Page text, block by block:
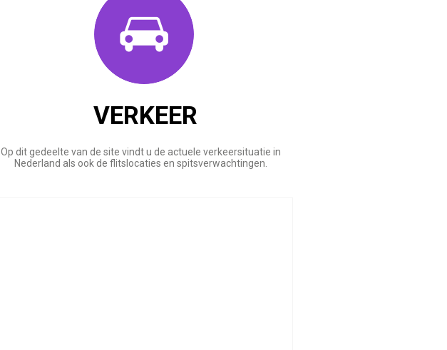
VERKEER
Op dit gedeelte van de site vindt u de actuele verkeersituatie in
Nederland als ook de flitslocaties en spitsverwachtingen.